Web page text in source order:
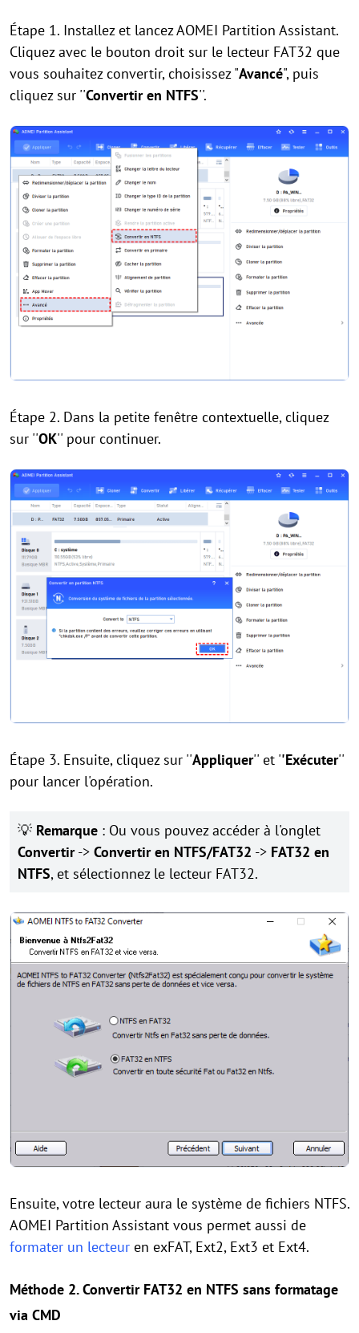
Étape 1. Installez et lancez AOMEI Partition Assistant.
Cliquez avec le bouton droit sur le lecteur FAT32 que
vous souhaitez convertir, choisissez "Avancé", puis
cliquez sur ''Convertir en NTFS''.
Étape 2. Dans la petite fenêtre contextuelle, cliquez
sur ''OK'' pour continuer.
Étape 3. Ensuite, cliquez sur ''Appliquer'' et ''Exécuter''
pour lancer l'opération.
💡 Remarque : Ou vous pouvez accéder à l'onglet
Convertir-> Convertir en NTFS/FAT32 -> FAT32 en
NTFS, et sélectionnez le lecteur FAT32.
Ensuite, votre lecteur aura le système de fichiers NTFS.
AOMEI Partition Assistant vous permet aussi de
formater un lecteur en exFAT, Ext2, Ext3 et Ext4.
Méthode 2. Convertir FAT32 en NTFS sans formatage
via CMD